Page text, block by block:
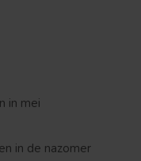
in mei
in de nazomer